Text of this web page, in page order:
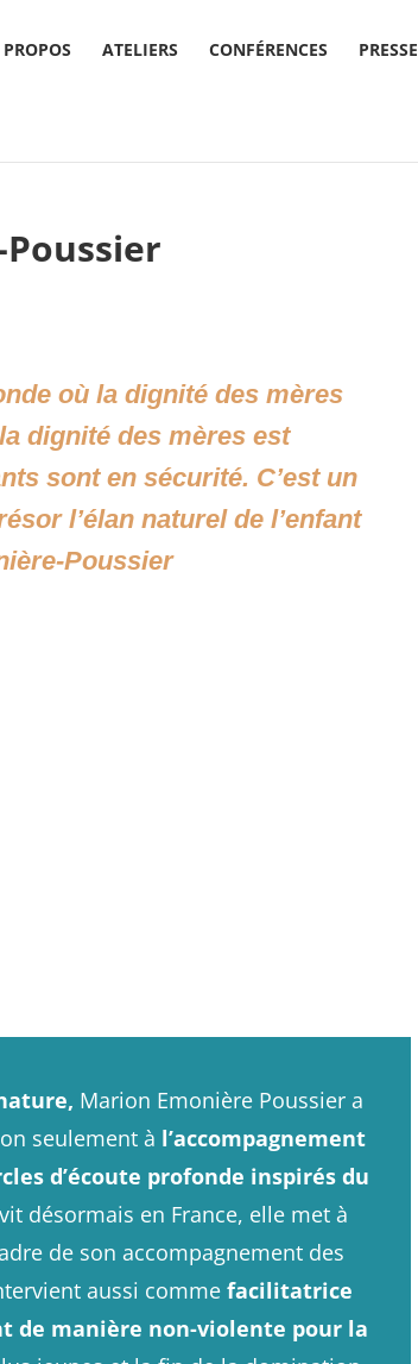
ATELIERS CONFÉRENCES PRESSE
où la dignité des mères
dignité des mères est
sont en sécurité. C’est un
l’élan naturel de l’enfant
Poussier
Marion Emonière Poussier a
seulement à l’accompagnement
d’écoute profonde inspirés du
désormais en France, elle met à
de son accompagnement des
aussi commefacilitatrice
de manière non-violente pour la